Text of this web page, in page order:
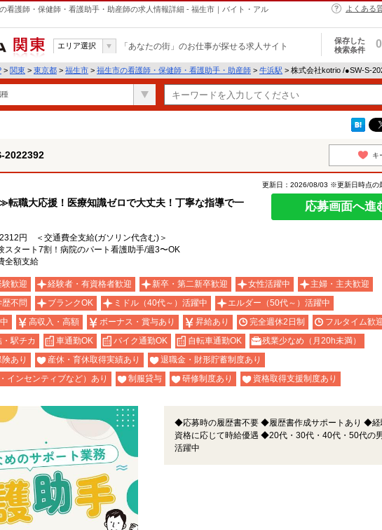
看護師・保健師・看護助手・助産師の求人情報詳細 - 福生市｜バイト・アル
よくある
関東
エリア選択 「あなたの街」のお仕事が探せる求人サイト
保存した
検索条件
0
> 関東 > 東京都 > 福生市 > 福生市の看護師・保健師・看護助手・助産師 > 牛浜駅 > 株式会社kotrio /●SW-S-
2022392 キ
転職大応援！医療知識ゼロで大丈夫！丁寧な指導で一
更新日：2026/08/03 ※更新日時点の
応募画面へ進
円 ＜交通費全支給(ガソリン代含む)＞
スタート7割！病院のパート看護助手/週3〜OK
全額支給
験歓迎 経験者・有資格者歓迎 新卒・第二新卒歓迎 女性活躍中
主婦・主夫歓迎
歴不問 ブランクOK ミドル（40代～）活躍中
エルダー（50代～）活躍中
高収入・高額 ボーナス・賞与あり 昇給あり 完全週休2日制
フルタイム歓
駅チカ 車通勤OK バイク通勤OK 自転車通勤OK
残業少なめ（月20h未満）
あり 産休・育休取得実績あり
退職金・財形貯蓄制度あり
インセンティブなど）あり
制服貸与 研修制度あり 資格取得支援制度あり
◆応募時の履歴書不要 ◆履歴書作成サポートあり ◆経
資格に応じて時給優遇 ◆20代・30代・40代・50代の
活躍中